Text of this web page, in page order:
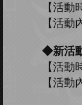
【活動
【活
◆新活
【活動
【活